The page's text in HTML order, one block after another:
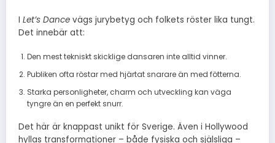
I Let’s Dance vägs jurybetyg och folkets röster lika tungt.
Det innebär att:
Den mest tekniskt skicklige dansaren inte alltid vinner.
Publiken ofta röstar med hjärtat snarare än med fötterna.
Starka personligheter, charm och utveckling kan väga
tyngre än en perfekt snurr.
Det här är knappast unikt för Sverige. Även i Hollywood
hyllas transformationer – både fysiska och själsliga –